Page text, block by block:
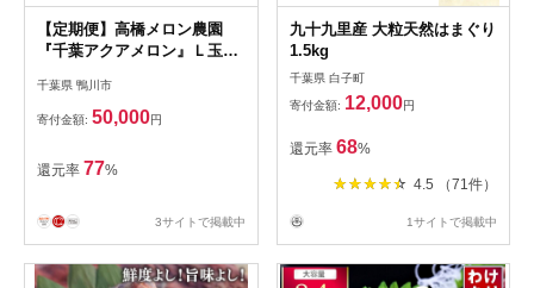
【定期便】高橋メロン農園
『千葉アクアメロン』Ｌ玉以
0053]
千葉県 鴨川市
寄付金額: 50,000円
還元率 77%
3サイトで掲載中
九十九里産 大粒天然はまぐり
1.5kg
千葉県 白子町
寄付金額: 12,000円
還元率 68%
4.5 （71件）
1サイトで掲載中